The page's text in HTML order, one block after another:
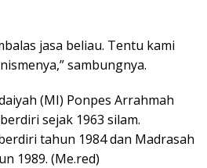
jasa beliau. Tentu kami
sambungnya.
(MI) Ponpes Arrahmah
sejak 1963 silam.
tahun 1984 dan Madrasah
1989. (Me.red)